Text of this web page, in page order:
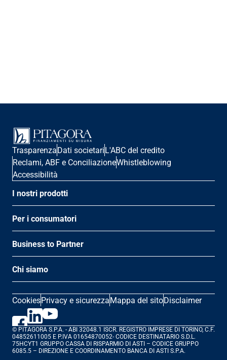
TrasparenzaDati societariL'ABC del credito
Reclami, ABF e ConciliazioneWhistleblowing
Accessibilità
I nostri prodotti
Per i consumatori
Business to Partner
Chi siamo
CookiesPrivacy e sicurezzaMappa del sitoDisclaimer
© PITAGORA S.P.A. - ABI 32048.1 ISCR. REGISTRO IMPRESE DI TORINO, C.F.
04852611005 E P.IVA 01654870052- CODICE DESTINATARIO S.D.L.
75HCYT1 GRUPPO CASSA DI RISPARMIO DI ASTI – CODICE GRUPPO
6085.5 – DIREZIONE E COORDINAMENTO BANCA DI ASTI S.P.A.